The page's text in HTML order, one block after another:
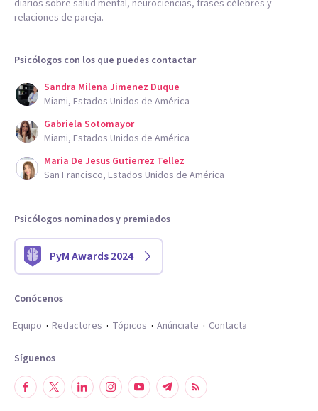
diarios sobre salud mental, neurociencias, frases célebres y
relaciones de pareja.
Psicólogos con los que puedes contactar
Sandra Milena Jimenez Duque
Miami, Estados Unidos de América
Gabriela Sotomayor
Miami, Estados Unidos de América
Maria De Jesus Gutierrez Tellez
San Francisco, Estados Unidos de América
Psicólogos nominados y premiados
PyM Awards 2024
Conócenos
Equipo
Redactores Tópicos Anúnciate Contacta
Síguenos